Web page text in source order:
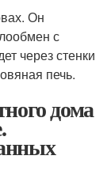
Он
с
через стенки
печь.
дома